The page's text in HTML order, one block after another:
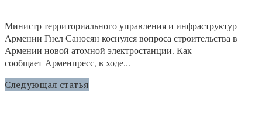
Министр территориального управления и инфраструктур
Армении Гнел Саносян коснулся вопроса строительства в
Армении новой атомной электростанции. Как
сообщает Арменпресс, в ходе...
Следующая статья